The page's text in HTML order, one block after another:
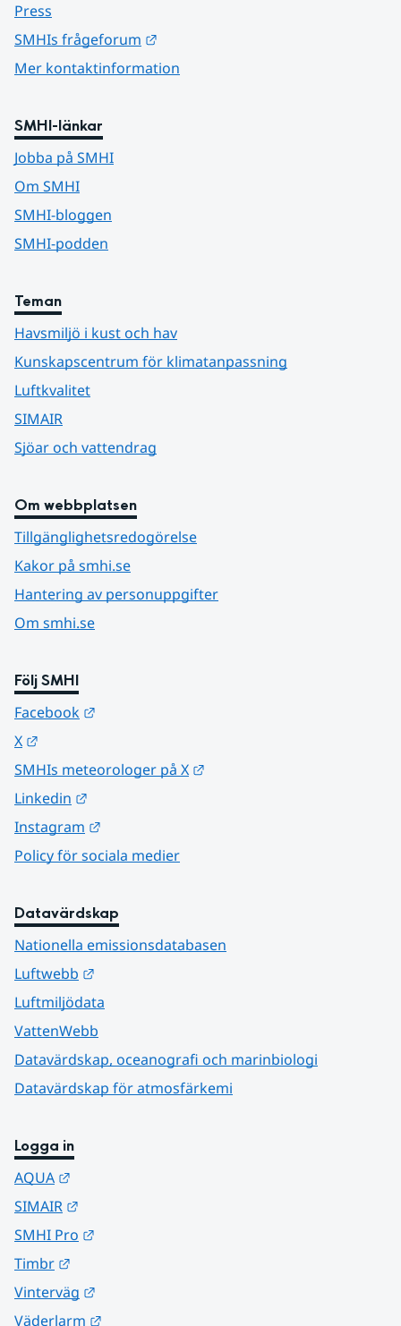
Press
SMHIs frågeforum
Mer kontaktinformation
SMHI-länkar
Jobba på SMHI
Om SMHI
SMHI-bloggen
SMHI-podden
Teman
Havsmiljö i kust och hav
Kunskapscentrum för klimatanpassning
Luftkvalitet
SIMAIR
Sjöar och vattendrag
Om webbplatsen
Tillgänglighetsredogörelse
Kakor på smhi.se
Hantering av personuppgifter
Om smhi.se
Följ SMHI
Facebook
X
SMHIs meteorologer på X
Linkedin
Instagram
Policy för sociala medier
Datavärdskap
Nationella emissionsdatabasen
Luftwebb
Luftmiljödata
VattenWebb
Datavärdskap, oceanografi och marinbiologi
Datavärdskap för atmosfärkemi
Logga in
AQUA
SIMAIR
SMHI Pro
Timbr
Vinterväg
Väderlarm